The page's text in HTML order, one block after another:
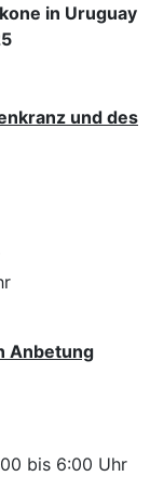
in Uruguay
und des
Anbetung
bis 6:00 Uhr